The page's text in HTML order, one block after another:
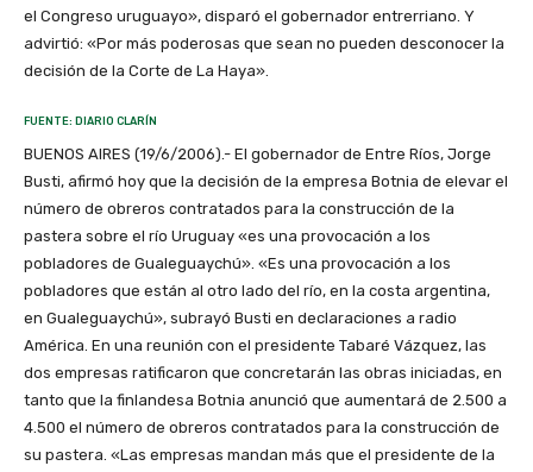
el Congreso uruguayo», disparó el gobernador entrerriano. Y
advirtió: «Por más poderosas que sean no pueden desconocer la
decisión de la Corte de La Haya».
FUENTE: DIARIO CLARÍN
BUENOS AIRES (19/6/2006).- El gobernador de Entre Ríos, Jorge
Busti, afirmó hoy que la decisión de la empresa Botnia de elevar el
número de obreros contratados para la construcción de la
pastera sobre el río Uruguay «es una provocación a los
pobladores de Gualeguaychú». «Es una provocación a los
pobladores que están al otro lado del río, en la costa argentina,
en Gualeguaychú», subrayó Busti en declaraciones a radio
América. En una reunión con el presidente Tabaré Vázquez, las
dos empresas ratificaron que concretarán las obras iniciadas, en
tanto que la finlandesa Botnia anunció que aumentará de 2.500 a
4.500 el número de obreros contratados para la construcción de
su pastera. «Las empresas mandan más que el presidente de la